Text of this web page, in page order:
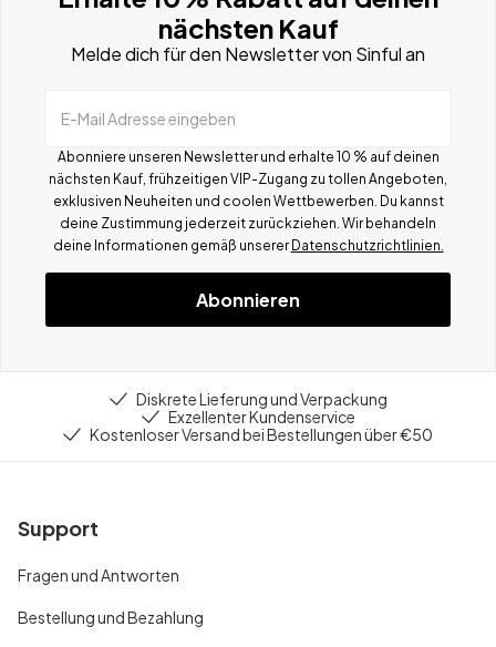
nächsten Kauf
Melde dich für den Newsletter von Sinful an
E-Mail Adresse eingeben
Abonniere unseren Newsletter und erhalte 10 % auf deinen
nächsten Kauf, frühzeitigen VIP-Zugang zu tollen Angeboten,
exklusiven Neuheiten und coolen Wettbewerben. Du kannst
deine Zustimmung jederzeit zurückziehen. Wir behandeln
deine Informationen gemäß unserer Datenschutzrichtlinien.
Abonnieren
Diskrete Lieferung und Verpackung
Exzellenter Kundenservice
Kostenloser Versand bei Bestellungen über €50
Support
Fragen und Antworten
Bestellung und Bezahlung